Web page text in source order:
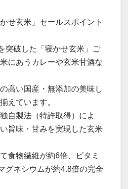
せ玄米」セールスポイント
突破した「寝かせ玄米」ご
にあうカレーや玄米甘酒な
高い国産・無添加の美味し
えています。
自製法（特許取得）によ
旨味・甘みを実現した玄米
食物繊維が約6倍、ビタミ
グネシウムが約4.8倍の完全